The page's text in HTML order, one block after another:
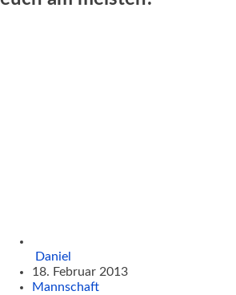
Daniel
18. Februar 2013
Mannschaft